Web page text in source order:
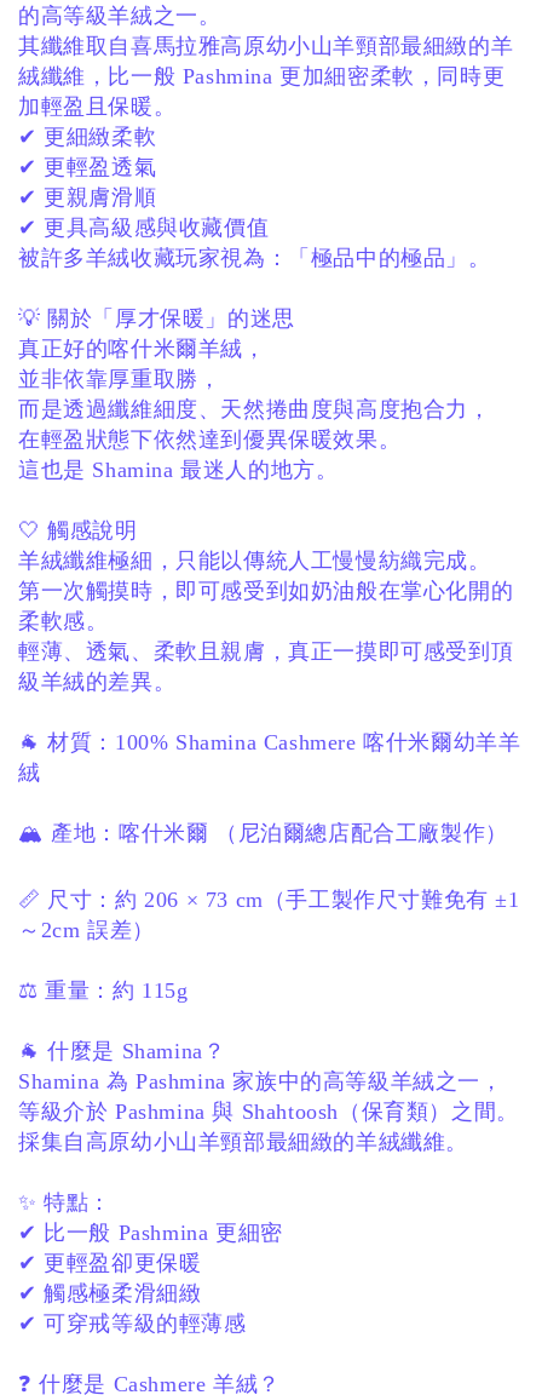
的高等級羊絨之一。
其纖維取自喜馬拉雅高原幼小山羊頸部最細緻的羊
絨纖維， 比一般 Pashmina 更加細密柔軟， 同時更
加輕盈且保暖。
✔ 更細緻柔軟
✔ 更輕盈透氣
✔ 更親膚滑順
✔ 更具高級感與收藏價值
被許多羊絨收藏玩家視為：
「極品中的極品」。
💡 關於「厚才保暖」的迷思
真正好的喀什米爾羊絨，
並非依靠厚重取勝，
而是透過纖維細度、天然捲曲度與高度抱合力，
在輕盈狀態下依然達到優異保暖效果。
這也是 Shamina 最迷人的地方。
🤍 觸感說明
羊絨纖維極細， 只能以傳統人工慢慢紡織完成。
第一次觸摸時， 即可感受到如奶油般在掌心化開的
柔軟感。
輕薄、透氣、柔軟且親膚，真正一摸即可感受到頂
級羊絨的差異。
🐐 材質： 100% Shamina Cashmere喀什米爾幼羊羊
絨
🏔 產地： 喀什米爾 （尼泊爾總店配合工廠製作）
📏 尺寸： 約 206 × 73 cm （手工製作尺寸難免有 ±1
～2cm 誤差）
⚖️ 重量： 約 115g
🐐 什麼是 Shamina？
Shamina 為 Pashmina 家族中的高等級羊絨之一，
等級介於 Pashmina 與 Shahtoosh（保育類）之間。
採集自高原幼小山羊頸部最細緻的羊絨纖維。
✨ 特點：
✔ 比一般 Pashmina 更細密
✔ 更輕盈卻更保暖
✔ 觸感極柔滑細緻
✔ 可穿戒等級的輕薄感
❓ 什麼是 Cashmere 羊絨？